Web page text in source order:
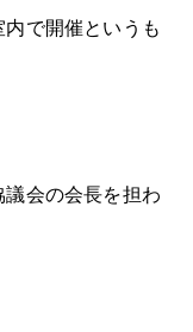
で開催というも
会の会長を担わ